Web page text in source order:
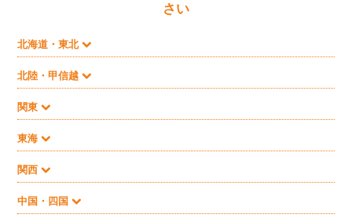
さい
北海道・東北
北陸・甲信越
関東
東海
関西
中国・四国